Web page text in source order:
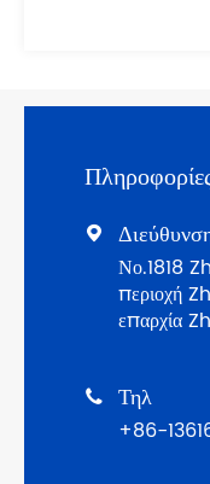

Νο.1818
περιοχή
επαρχία
 Τηλ
+86-